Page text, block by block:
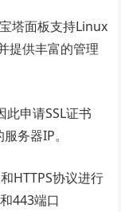
塔面板支持Linux
提供丰富的管理
此申请SSL证书
务器IP。
HTTPS协议进行
443端口